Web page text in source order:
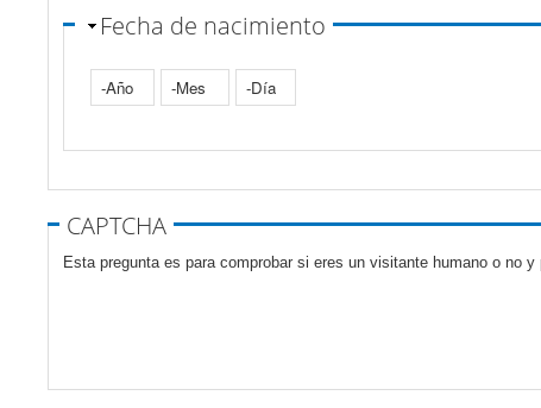
Fecha de nacimiento
Año
Mes Día
Pestañas verticales
CAPTCHA
Esta pregunta es para comprobar si eres un visitante humano o no